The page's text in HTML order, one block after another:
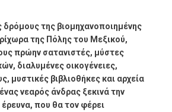
της βιοµηχανοποιηµένης
της Πόλης του Μεξικού,
πρώην σατανιστές, µύστες
διαλυµένες οικογένειες,
µυστικές βιβλιοθήκες και αρχεία
νεαρός άνδρας ξεκινά την
που θα τον φέρει